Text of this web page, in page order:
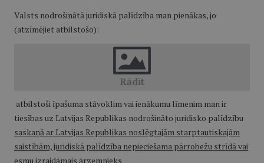
Valsts nodrošinātā juridiskā palīdzība man pienākas, jo
(atzīmējiet atbilstošo):
atbilstoši īpašuma stāvoklim vai ienākumu līmenim man ir
tiesības uz Latvijas Republikas nodrošināto juridisko palīdzību
saskaņā ar Latvijas Republikas noslēgtajām starptautiskajām
saistībām, juridiskā palīdzība nepieciešama pārrobežu strīdā vai
esmu izraidāmais ārzemnieks